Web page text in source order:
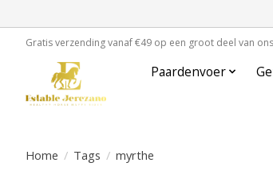
Gratis verzending vanaf €49 op een groot deel van
Paardenvoer
Home / Tags / myrthe